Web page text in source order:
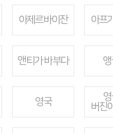
아제르바이잔 아프
앤티가 바부다
영국
버진